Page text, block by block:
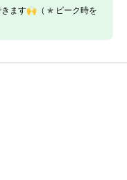
ます🙌（*ピーク時を